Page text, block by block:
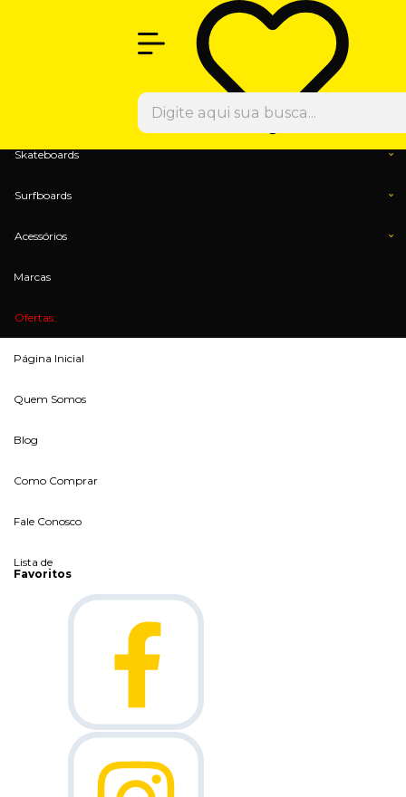
Skateboards
Surfboards
Acessórios
Marcas
Ofertas
Página Inicial
Quem Somos
Blog
Como Comprar
Fale Conosco
Lista de
Favoritos